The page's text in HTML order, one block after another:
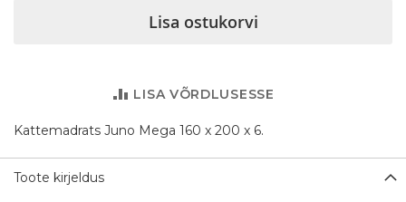
Lisa ostukorvi
LISA VÕRDLUSESSE
Kattemadrats Juno Mega 160 x 200 x 6.
Toote kirjeldus